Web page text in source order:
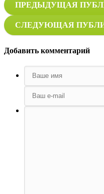
ПРЕДЫДУЩАЯ
СЛЕДУЮЩАЯ
Добавить комментарий